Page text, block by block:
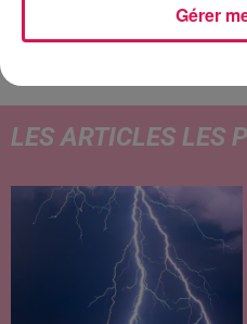
Chaussures Roses
ANOTR
Talk
LES ARTICLES LES
Gérer